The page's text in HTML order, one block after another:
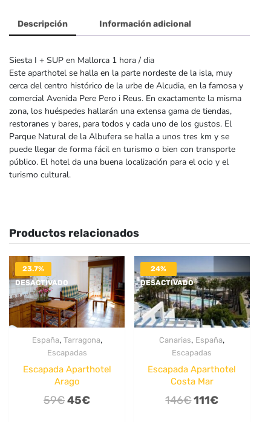
Descripción Información adicional
Siesta I + SUP en Mallorca 1 hora / dia
Este aparthotel se halla en la parte nordeste de la isla, muy
cerca del centro histórico de la urbe de Alcudia, en la famosa y
comercial Avenida Pere Pero i Reus. En exactamente la misma
zona, los huéspedes hallarán una extensa gama de tiendas,
restoranes y bares, para todos y cada uno de los gustos. El
Parque Natural de la Albufera se halla a unos tres km y se
puede llegar de forma fácil en turismo o bien con transporte
público. El hotel da una buena localización para el ocio y el
turismo cultural.
Productos relacionados
23.7%
DESACTIVADO
España, Tarragona,
Escapadas
Escapada Aparthotel
Arago
59€El
45€El
24%
DESACTIVADO
Canarias, España,
Escapadas
Escapada Aparthotel
Costa Mar
146€El
111€El